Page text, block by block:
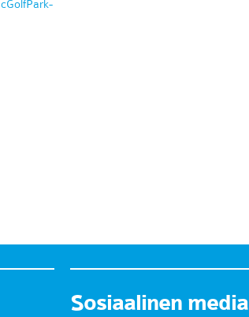
Sosiaalinen media